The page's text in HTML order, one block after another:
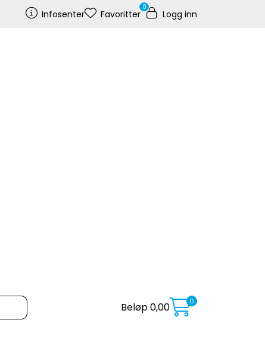
Infosenter
0
Favoritter Logg inn
Beløp0,00 0